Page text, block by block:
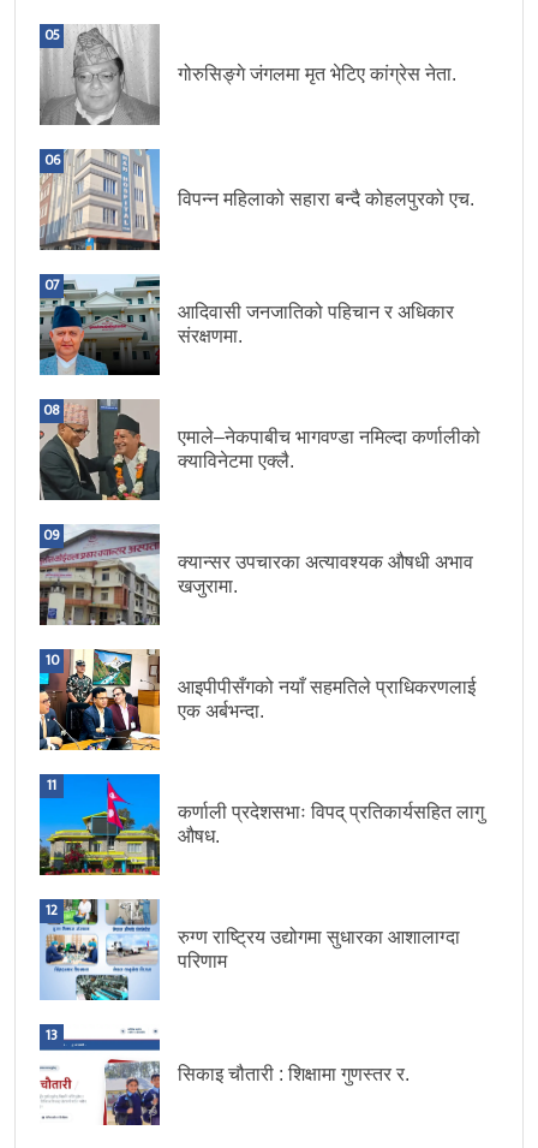
05
गोरुसिङ्गे जंगलमा मृत भेटिए कांग्रेस नेता.
06
विपन्न महिलाको सहारा बन्दै कोहलपुरको एच.
07
आदिवासी जनजातिको पहिचान र अधिकार
संरक्षणमा.
08
एमाले–नेकपाबीच भागवण्डा नमिल्दा कर्णालीको
क्याविनेटमा एक्लै.
09
क्यान्सर उपचारका अत्यावश्यक औषधी अभाव
खजुरामा.
10
आइपीपीसँगको नयाँ सहमतिले प्राधिकरणलाई
एक अर्बभन्दा.
11
कर्णाली प्रदेशसभाः विपद् प्रतिकार्यसहित लागु
औषध.
12
रुग्ण राष्ट्रिय उद्योगमा सुधारका आशालाग्दा
परिणाम
13
सिकाइ चौतारी : शिक्षामा गुणस्तर र.